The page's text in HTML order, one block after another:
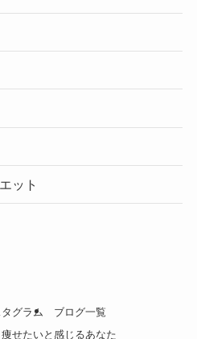
ット
グラム
ブログ一覧
せたいと感じるあなた